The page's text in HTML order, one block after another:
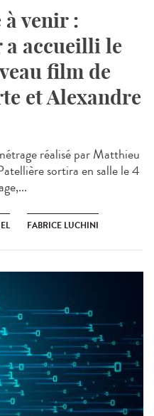
venir :
a accueilli le
film de
et Alexandre
réalisé par Matthieu
sortira en salle le 4
FABRICE LUCHINI